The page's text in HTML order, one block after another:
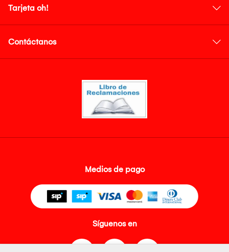
Tarjeta oh!
Contáctanos
Medios de pago
Síguenos en